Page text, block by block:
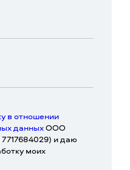
в отношении
данныхООО
и даю
моих